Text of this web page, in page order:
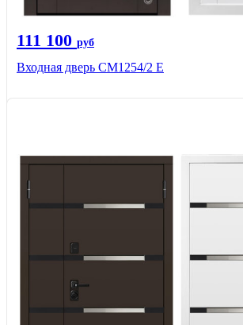
111 100 руб
Входная дверь СМ1254/2 E